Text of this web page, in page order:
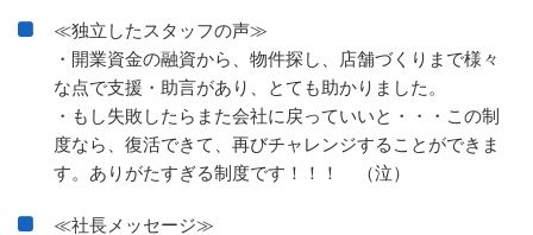
≪独立したスタッフの声≫
・開業資金の融資から、物件探し、店舗づくりまで様々
な点で支援・助言があり、とても助かりました。
・もし失敗したらまた会社に戻っていいと・・・この制
度なら、復活できて、再びチャレンジすることができま
す。ありがたすぎる制度です！！！ （泣）
≪社長メッセージ≫